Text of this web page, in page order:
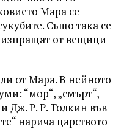
Мара се
Също така се
от вещици
от Мара. В нейното
“мор“, „смърт“,
Дж. Р. Р. Толкин във
нарича царството